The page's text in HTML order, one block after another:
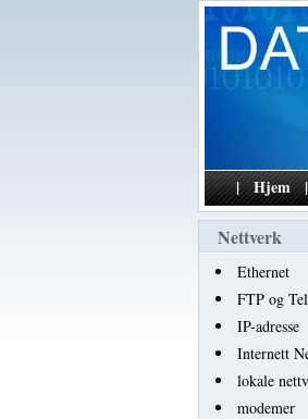
| Hjem
Nettverk
Ethernet
FTP og
IP-adresse
Internett
lokale
modemer